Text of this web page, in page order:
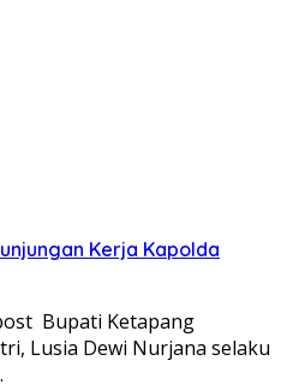
Kerja Kapolda
Bupati Ketapang
Lusia Dewi Nurjana selaku